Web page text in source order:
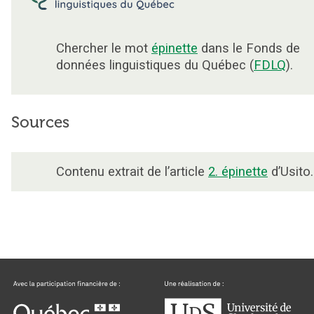
Chercher le mot épinette dans le Fonds de
données linguistiques du Québec (FDLQ).
Sources
Contenu extrait de l’article 2. épinette d’Usito.